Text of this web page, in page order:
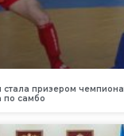
призером
по самбо